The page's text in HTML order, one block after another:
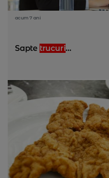
acum 7 ani
Sapte trucuri...